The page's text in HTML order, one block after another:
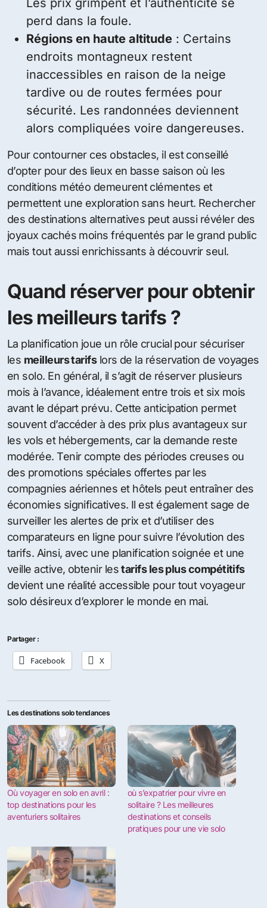
perd dans la foule.
Régions en haute altitude : Certains
endroits montagneux restent
inaccessibles en raison de la neige
tardive ou de routes fermées pour
sécurité. Les randonnées deviennent
alors compliquées voire dangereuses.
Pour contourner ces obstacles, il est conseillé
d’opter pour des lieux en basse saison où les
conditions météo demeurent clémentes et
permettent une exploration sans heurt. Rechercher
des destinations alternatives peut aussi révéler des
joyaux cachés moins fréquentés par le grand public
mais tout aussi enrichissants à découvrir seul.
Quand réserver pour obtenir
les meilleurs tarifs ?
La planification joue un rôle crucial pour sécuriser
les meilleurs tarifslors de la réservation de voyages
en solo. En général, il s’agit de réserver plusieurs
mois à l’avance, idéalement entre trois et six mois
avant le départ prévu. Cette anticipation permet
souvent d’accéder à des prix plus avantageux sur
les vols et hébergements, car la demande reste
modérée. Tenir compte des périodes creuses ou
des promotions spéciales offertes par les
compagnies aériennes et hôtels peut entraîner des
économies significatives. Il est également sage de
surveiller les alertes de prix et d’utiliser des
comparateurs en ligne pour suivre l’évolution des
tarifs. Ainsi, avec une planification soignée et une
veille active, obtenir lestarifs les plus compétitifs
devient une réalité accessible pour tout voyageur
solo désireux d’explorer le monde en mai.
Partager :
Facebook X
Les destinations solo tendances
Où voyager en solo en avril :
top destinations pour les
aventuriers solitaires
où s’expatrier pour vivre en
solitaire ? Les meilleures
destinations et conseils
pratiques pour une vie solo